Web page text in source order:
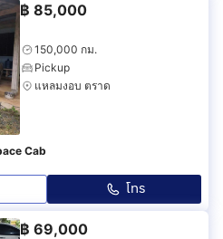
฿ 85,000
150,000 กม.
Pickup
แหลมงอบ ตราด
Cab
โทร
฿ 69,000